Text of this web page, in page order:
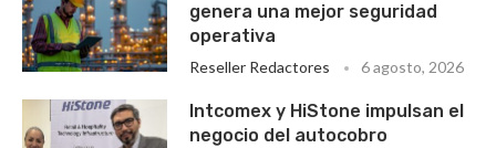
genera una mejor seguridad
operativa
Reseller Redactores 6 agosto, 2026
Intcomex y HiStone impulsan el
negocio del autocobro